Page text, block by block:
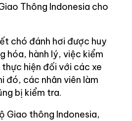
Thông Indonesia cho
chó đánh hơi được huy
hóa, hành lý, việc kiểm
hiện đối với các xe
đó, các nhân viên làm
bị kiểm tra.
Giao thông Indonesia,